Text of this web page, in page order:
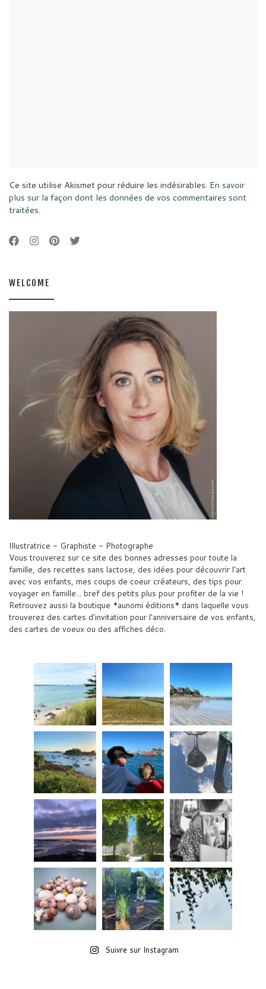
Ce site utilise Akismet pour réduire les indésirables. En savoir
plus sur la façon dont les données de vos commentaires sont
traitées.
WELCOME
Illustratrice - Graphiste - Photographe
Vous trouverez sur ce site des bonnes adresses pour toute la
famille, des recettes sans lactose, des idées pour découvrir l'art
avec vos enfants, mes coups de coeur créateurs, des tips pour
voyager en famille... bref des petits plus pour profiter de la vie !
Retrouvez aussi la boutique *aunomi éditions* dans laquelle vous
trouverez des cartes d'invitation pour l'anniversaire de vos enfants,
des cartes de voeux ou des affiches déco.
Suivre sur Instagram